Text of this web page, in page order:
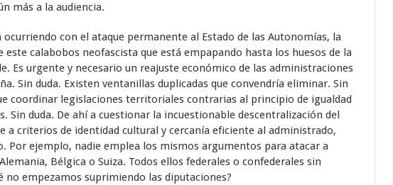
más a la audiencia.
con el ataque permanente al Estado de las Autonomías, la
calabobos neofascista que está empapando hasta los huesos de la
Es urgente y necesario un reajuste económico de las administraciones
Sin duda. Existen ventanillas duplicadas que convendría eliminar. Sin
coordinar legislaciones territoriales contrarias al principio de igualdad
Sin duda. De ahí a cuestionar la incuestionable descentralización del
a criterios de identidad cultural y cercanía eficiente al administrado,
Por ejemplo, nadie emplea los mismos argumentos para atacar a
Bélgica o Suiza. Todos ellos federales o confederales sin
no empezamos suprimiendo las diputaciones?